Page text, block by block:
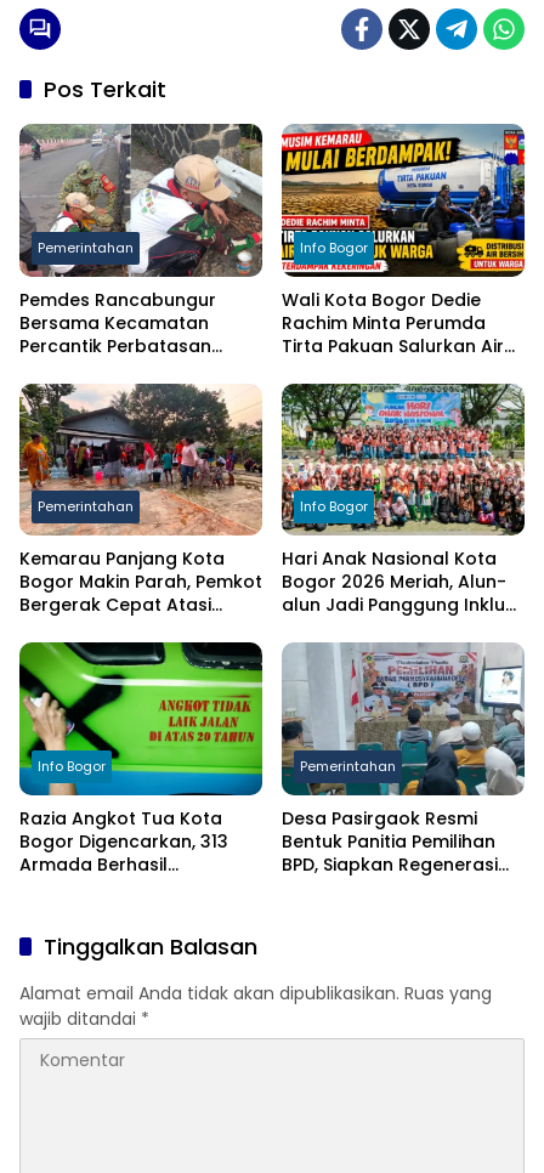
Pos Terkait
Pemerintahan
Pemdes Rancabungur
Bersama Kecamatan
Percantik Perbatasan
Putih Sambut HUT RI ke-81
Info Bogor
Wali Kota Bogor Dedie
Rachim Minta Perumda
Tirta Pakuan Salurkan Air
Terdampak Kekeringan
Pemerintahan
Kemarau Panjang Kota
Bogor Makin Parah, Pemkot
Bergerak Cepat Atasi
Info Bogor
Hari Anak Nasional Kota
Bogor 2026 Meriah, Alun-
alun Jadi Panggung Inklusi
Info Bogor
Razia Angkot Tua Kota
Bogor Digencarkan, 313
Armada Berhasil
Pemerintahan
Desa Pasirgaok Resmi
Bentuk Panitia Pemilihan
BPD, Siapkan Regenerasi
Tinggalkan Balasan
Alamat email Anda tidak akan dipublikasikan. Ruas yang
wajib ditandai *